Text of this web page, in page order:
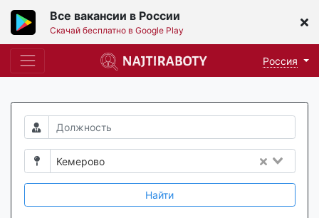
Все вакансии в России
Скачай бесплатно в Google Play
Россия
Кемерово
Найти